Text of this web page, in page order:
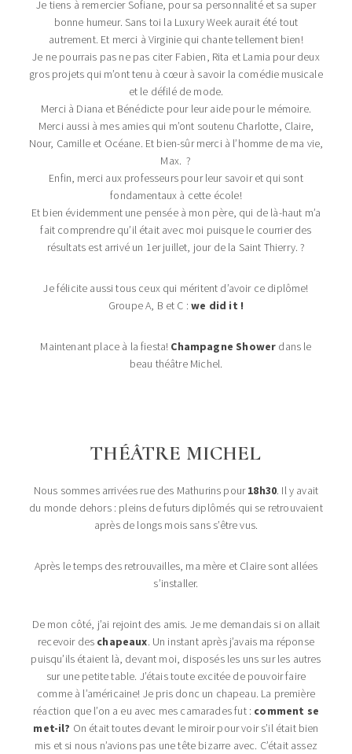
Je tiens à remercier Sofiane, pour sa personnalité et sa super
bonne humeur. Sans toi la Luxury Week aurait été tout
autrement. Et merci à Virginie qui chante tellement bien!
Je ne pourrais pas ne pas citer Fabien, Rita et Lamia pour deux
gros projets qui m’ont tenu à cœur à savoir la comédie musicale
et le défilé de mode.
Merci à Diana et Bénédicte pour leur aide pour le mémoire.
Merci aussi à mes amies qui m’ont soutenu Charlotte, Claire,
Nour, Camille et Océane. Et bien-sûr merci à l’homme de ma vie,
Max. ?
Enfin, merci aux professeurs pour leur savoir et qui sont
fondamentaux à cette école!
Et bien évidemment une pensée à mon père, qui de là-haut m’a
fait comprendre qu’il était avec moi puisque le courrier des
résultats est arrivé un 1er juillet, jour de la Saint Thierry. ?
Je félicite aussi tous ceux qui méritent d’avoir ce diplôme!
Groupe A, B et C :we did it !
Maintenant place à la fiesta! Champagne Shower dans le
beau théâtre Michel.
THÉÂTRE MICHEL
Nous sommes arrivées rue des Mathurins pour18h30. Il y avait
du monde dehors : pleins de futurs diplômés qui se retrouvaient
après de longs mois sans s’être vus.
Après le temps des retrouvailles, ma mère et Claire sont allées
s’installer.
De mon côté, j’ai rejoint des amis. Je me demandais si on allait
recevoir des chapeaux. Un instant après j’avais ma réponse
puisqu’ils étaient là, devant moi, disposés les uns sur les autres
sur une petite table. J’étais toute excitée de pouvoir faire
comme à l’américaine! Je pris donc un chapeau. La première
réaction que l’on a eu avec mes camarades fut : comment se
met-il? On était toutes devant le miroir pour voir s’il était bien
mis et si nous n’avions pas une tête bizarre avec. C’était assez